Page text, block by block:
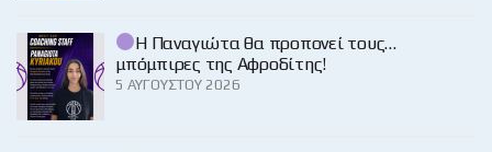
Η Παναγιώτα θα προπονεί τους…
μπόμπιρες της Αφροδίτης!
5 ΑΥΓΟΎΣΤΟΥ 2026